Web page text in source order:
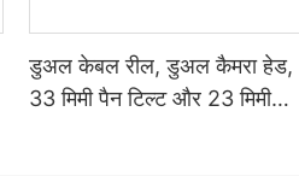
डुअल केबल रील, डुअल कैमरा हेड,
33 मिमी पैन टिल्ट और 23 मिमी